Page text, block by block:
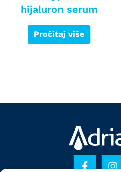
hijaluron serum
Pročitaj više